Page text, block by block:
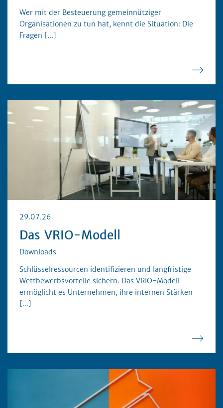
Wer mit der Besteuerung gemeinnütziger
Organisationen zu tun hat, kennt die Situation: Die
Fragen [...]
29.07.26
Das VRIO-Modell
Downloads
Schlüsselressourcen identifizieren und langfristige
Wettbewerbsvorteile sichern. Das VRIO-Modell
ermöglicht es Unternehmen, ihre internen Stärken
[...]